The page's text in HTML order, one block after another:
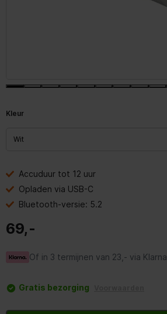
Kleur
Accuduur tot 12 uur
Opladen via USB-C
Bluetooth-versie: 5.2
69,-
Of in 3 termijnen van 23,- via Klarna
Gratis bezorging